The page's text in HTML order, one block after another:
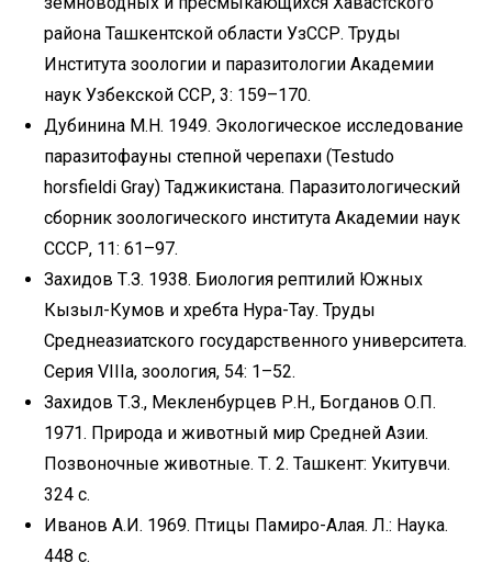
района Ташкентской области УзССР. Труды
Института зоологии и паразитологии Академии
наук Узбекской ССР, 3: 159–170.
Дубинина М.Н. 1949. Экологическое исследование
паразитофауны степной черепахи (Testudo
horsfieldi Gray) Таджикистана. Паразитологический
сборник зоологического института Академии наук
СССР, 11: 61–97.
Захидов Т.З. 1938. Биология рептилий Южных
Кызыл-Кумов и хребта Нура-Тау. Труды
Среднеазиатского государственного университета.
Серия VIIIa, зоология, 54: 1–52.
Захидов Т.З., Мекленбурцев Р.Н., Богданов О.П.
1971. Природа и животный мир Средней Азии.
Позвоночные животные. Т. 2. Ташкент: Укитувчи.
324 с.
Иванов А.И. 1969. Птицы Памиро-Алая. Л.: Наука.
448 с.